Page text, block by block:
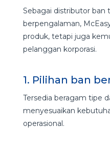
Sebagai distributor ban
berpengalaman,
produk, tetapi juga
pelanggan korporasi.
1. Pilihan ban
Tersedia beragam tipe
menyesuaikan
operasional.